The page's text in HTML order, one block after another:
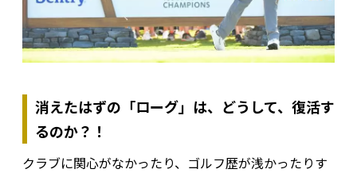
消えたはずの「ローグ」は、どうして、復活す
るのか？！
クラブに関心がなかったり、ゴルフ歴が浅かったりす